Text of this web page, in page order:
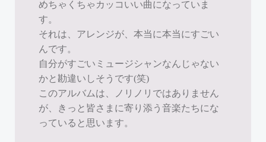
めちゃくちゃカッコいい曲になっていま
す。
それは、アレンジが、本当に本当にすごい
んです。
自分がすごいミュージシャンなんじゃない
かと勘違いしそうです(笑)
このアルバムは、ノリノリではありません
が、きっと皆さまに寄り添う音楽たちにな
っていると思います。